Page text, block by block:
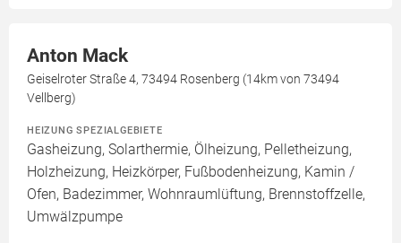
Anton Mack
Geiselroter Straße 4, 73494 Rosenberg (14km von 73494
Vellberg)
HEIZUNG SPEZIALGEBIETE
Gasheizung, Solarthermie, Ölheizung, Pelletheizung,
Holzheizung, Heizkörper, Fußbodenheizung, Kamin /
Ofen, Badezimmer, Wohnraumlüftung, Brennstoffzelle,
Umwälzpumpe